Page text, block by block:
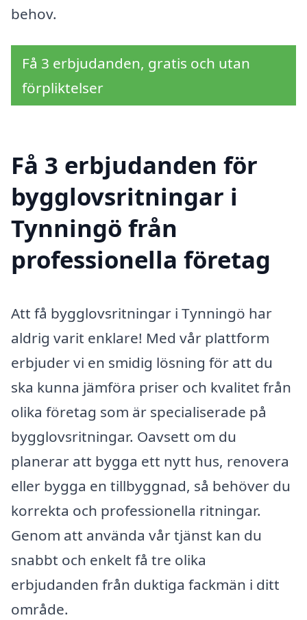
behov.
Få 3 erbjudanden, gratis och utan
förpliktelser
Få 3 erbjudanden för
bygglovsritningar i
Tynningö från
professionella företag
Att få bygglovsritningar i Tynningö har
aldrig varit enklare! Med vår plattform
erbjuder vi en smidig lösning för att du
ska kunna jämföra priser och kvalitet från
olika företag som är specialiserade på
bygglovsritningar. Oavsett om du
planerar att bygga ett nytt hus, renovera
eller bygga en tillbyggnad, så behöver du
korrekta och professionella ritningar.
Genom att använda vår tjänst kan du
snabbt och enkelt få tre olika
erbjudanden från duktiga fackmän i ditt
område.